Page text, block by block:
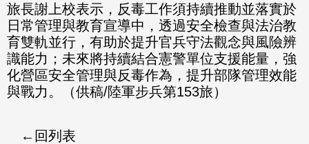
旅長謝上校表示，反毒工作須持續推動並落實於
日常管理與教育宣導中，透過安全檢查與法治教
育雙軌並行，有助於提升官兵守法觀念與風險辨
識能力；未來將持續結合憲警單位支援能量，強
化營區安全管理與反毒作為，提升部隊管理效能
與戰力。（供稿/陸軍步兵第153旅）
回列表